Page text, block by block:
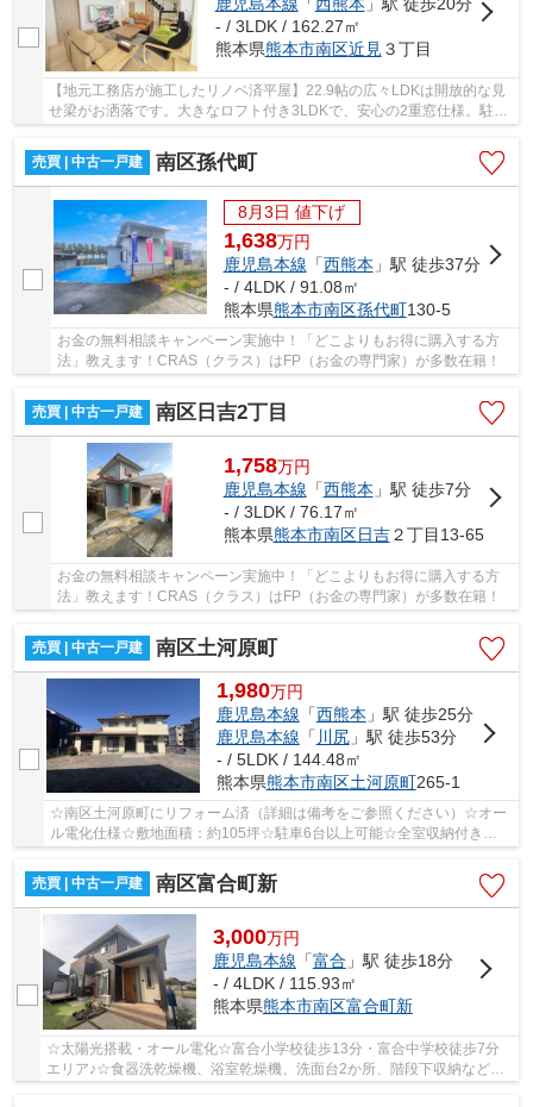
- / 3LDK / 162.27㎡
熊本県熊本市南区近見 ３丁目
【地元工務店が施工したリノベ済平屋】22.9帖の広々LDKは開放的な見
せ梁がお洒落です。大きなロフト付き3LDKで、安心の2重窓仕様。駐車
売買 | 中古一戸建
南区孫代町
8月3日 値下げ
1,638万円
鹿児島本線 「西熊本 」駅 徒歩37分
- / 4LDK / 91.08㎡
熊本県熊本市南区孫代町130-5
お金の無料相談キャンペーン実施中！「どこよりもお得に購入する方
法」教えます！CRAS（クラス）はFP（お金の専門家）が多数在籍！
売買 | 中古一戸建 南区日吉2丁目
1,758万円
鹿児島本線 「西熊本 」駅 徒歩7分
- / 3LDK / 76.17㎡
熊本県熊本市南区日吉２丁目13-65
お金の無料相談キャンペーン実施中！「どこよりもお得に購入する方
法」教えます！CRAS（クラス）はFP（お金の専門家）が多数在籍！
売買 | 中古一戸建 南区土河原町
1,980万円
鹿児島本線 「西熊本 」駅 徒歩25分
鹿児島本線 「 川尻」駅 徒歩53分
- / 5LDK / 144.48㎡
熊本県熊本市南区土河原町265-1
☆南区土河原町にリフォーム済（詳細は備考をご参照ください）☆オー
ル電化仕様☆敷地面積：約105坪☆駐車6台以上可能☆全室収納付き
5LDK☆飽田東小・飽田中エリア☆
売買 | 中古一戸建
南区富合町新
3,000万円
鹿児島本線 「富合 」駅 徒歩18分
- / 4LDK / 115.93㎡
熊本県熊本市南区富合町新
☆太陽光搭載・オール電化☆富合小学校徒歩13分・富合中学校徒歩7分
エリア♪☆食器洗乾燥機、浴室乾燥機、洗面台2か所、階段下収納など生